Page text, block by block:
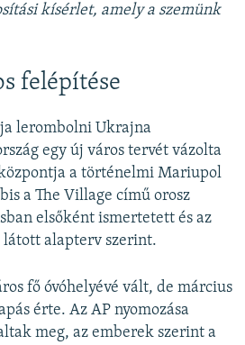
kísérlet, amely a szemünk
felépítése
lerombolni Ukrajna
egy új város tervét vázolta
a történelmi Mariupol
a The Village című orosz
elsőként ismertetett és az
látott alapterv szerint.
fő óvóhelyévé vált, de március
érte. Az AP nyomozása
meg, az emberek szerint a